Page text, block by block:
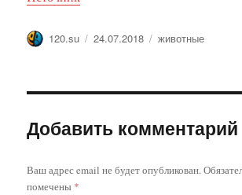
Автор
120.su Опубликовано
24.07.2018 Метки
животные
Добавить комментарий
Ваш адрес email не будет опубликован.
помечены *